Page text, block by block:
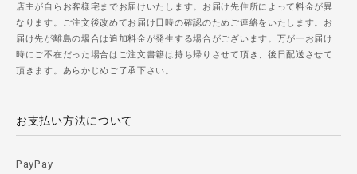
店主が自らお客様宅までお届けいたします。お届け先住所によって料金が異
なります。ご注文後改めてお届け日時の確認のためご連絡をいたします。お
届け先が離島の場合は追加料金が発生する場合がございます。万が一お届け
時にご不在だった場合はご注文書籍は持ち帰りさせて頂き、後日配送させて
頂きます。あらかじめご了承下さい。
お支払い方法について
PayPay